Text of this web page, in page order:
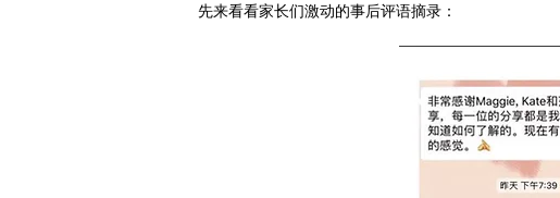
先来看看家长们激动的事后评语摘录：